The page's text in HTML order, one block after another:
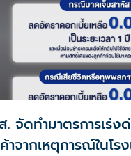
. จัดทำมาตรการเร่ง
าจากเหตุการณ์ในโร